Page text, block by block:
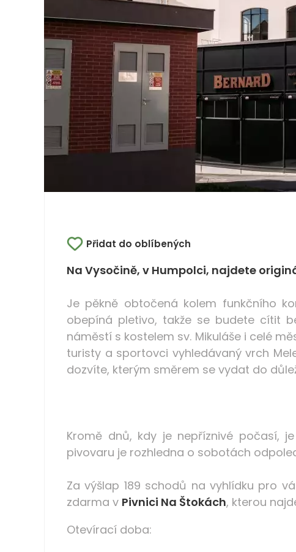
Přidat do oblíbených
Na Vysočině, v Humpolci, najdete
Je pěkně obtočená kolem funkčního
obepíná pletivo, takže se budete cítit
náměstí s kostelem sv. Mikuláše i celé
turisty a sportovci vyhledávaný vrch
dozvíte, kterým směrem se vydat do
Kromě dnů, kdy je nepříznivé počasí,
pivovaru je rozhledna o sobotách
Za výšlap 189 schodů na vyhlídku pro
zdarma v Pivnici Na Štokách, kterou
Otevírací doba: